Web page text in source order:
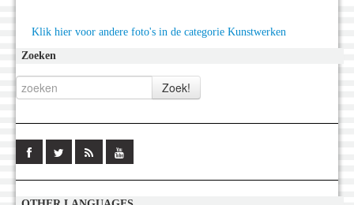
Klik hier voor andere foto's in de categorie Kunstwerken
Zoeken